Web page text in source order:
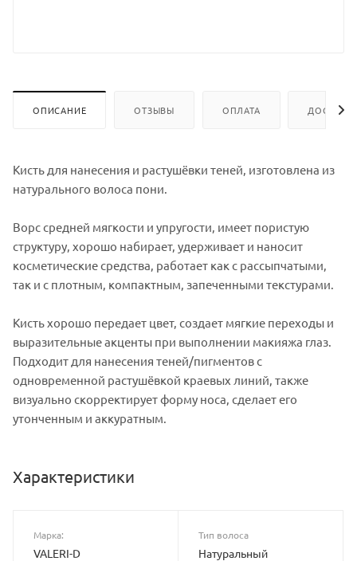
ОПИСАНИЕ ОТЗЫВЫ ОПЛАТА
Кисть для нанесения и растушёвки теней, изготовлена из
натурального волоса пони.
Ворс средней мягкости и упругости, имеет пористую
структуру, хорошо набирает, удерживает и наносит
косметические средства, работает как с рассыпчатыми,
так и с плотным, компактным, запеченными текстурами.
Кисть хорошо передает цвет, создает мягкие переходы и
выразительные акценты при выполнении макияжа глаз.
Подходит для нанесения теней/пигментов с
одновременной растушёвкой краевых линий, также
визуально скорректирует форму носа, сделает его
утонченным и аккуратным.
Характеристики
Марка:
VALERI-D
Тип волоса
Натуральный